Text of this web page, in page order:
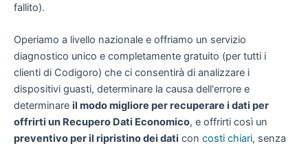
fallito).
Operiamo a livello nazionale e offriamo un servizio
diagnostico unico e completamente gratuito (per tutti i
clienti di Codigoro) che ci consentirà di analizzare i
dispositivi guasti, determinare la causa dell'errore e
determinare il modo migliore per recuperare i dati per
offrirti un Recupero Dati Economico, e offrirti così un
preventivo per il ripristino dei dati con costi chiari, senza